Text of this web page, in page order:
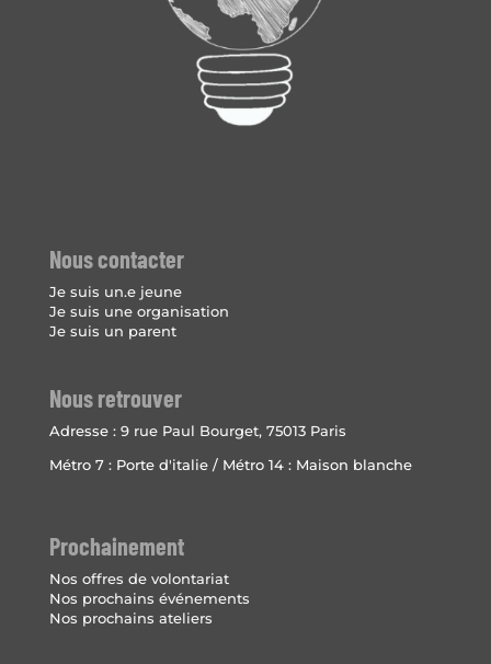
Nous contacter
Je suis un.e jeune
Je suis une organisation
Je suis un parent
Nous retrouver
Adresse : 9 rue Paul Bourget, 75013 Paris
Métro 7 : Porte d'italie / Métro 14 : Maison blanche
Prochainement
Nos offres de volontariat
Nos prochains événements
Nos prochains ateliers